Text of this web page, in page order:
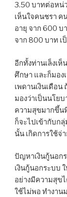
3.50 บาทต่อหน่
เห็นใจคนชรา ค
อายุ จาก 600 บ
จาก 800 บาท เ
อีกทั้งท่านเล็งเ
ศึกษา และก็มอง
เพดานเงินเดือน
มองว่าเป็นนโย
ความสุขมากขึ้น
ก็จะไปเข้ากับก
นั้น เกิดการใช้จ่
ปัญหาเงินกู้นอก
เงินกู้นอกระบบ
อย่างมีความสุข
ใช้ไม่พอ ทำงาน